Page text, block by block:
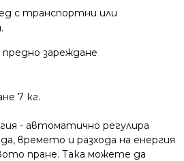
с транспортни или
предно зареждане
7 кг.
- автоматично регулира
времето и разхода на енергия
пране. Така можете да